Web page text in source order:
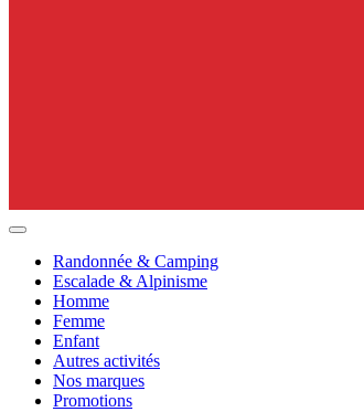
Randonnée & Camping
Escalade & Alpinisme
Homme
Femme
Enfant
Autres activités
Nos marques
Promotions